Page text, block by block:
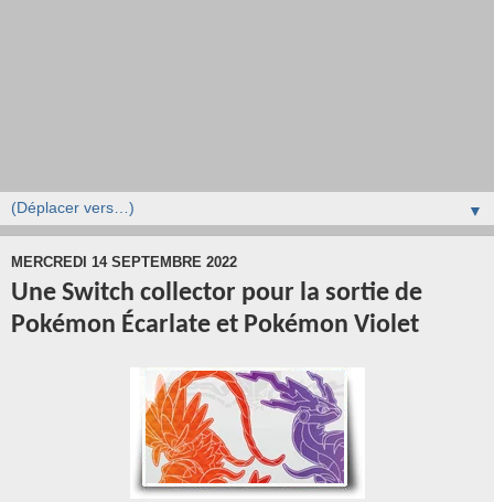
▼
MERCREDI 14 SEPTEMBRE 2022
Une Switch collector pour la sortie de
Pokémon Écarlate et Pokémon Violet